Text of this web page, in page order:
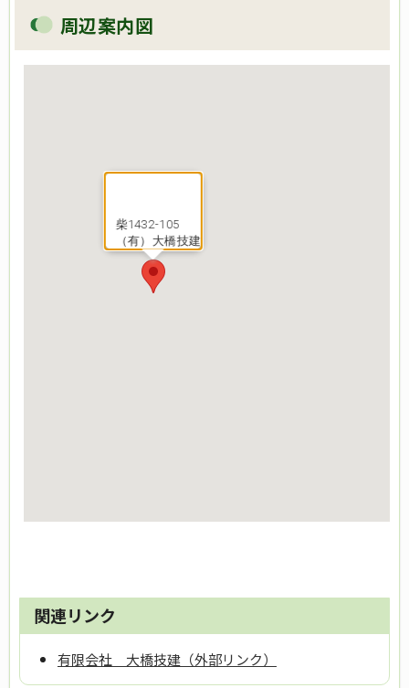
周辺案内図
柴1432-105
（有）大橋技建
関連リンク
有限会社 大橋技建（外部リンク）